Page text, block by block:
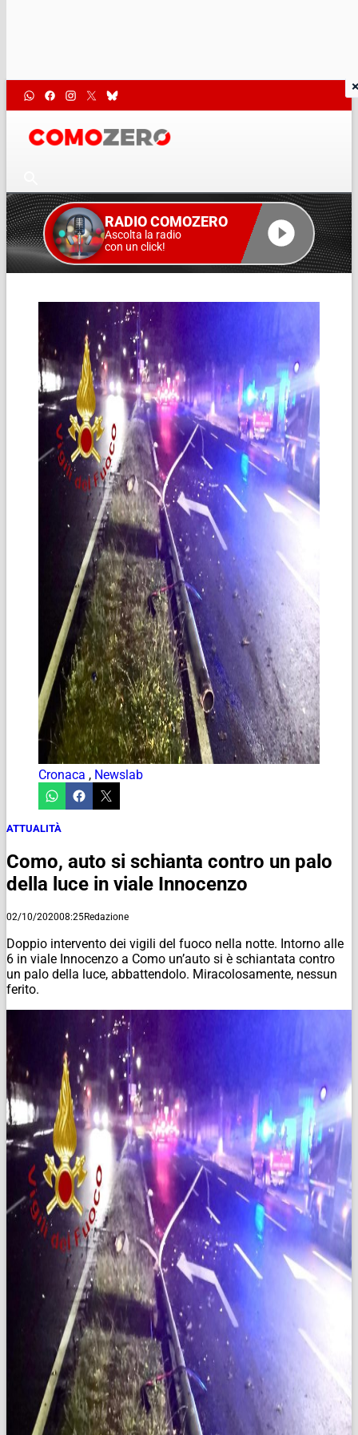
RADIO COMOZERO
Ascolta la radio
con un click!
Cronaca , Newslab
ATTUALITÀ
Como, auto si schianta contro un palo
della luce in viale Innocenzo
02/10/202008:25Redazione
Doppio intervento dei vigili del fuoco nella notte. Intorno alle
6 in viale Innocenzo a Como un’auto si è schiantata contro
un palo della luce, abbattendolo. Miracolosamente, nessun
ferito.